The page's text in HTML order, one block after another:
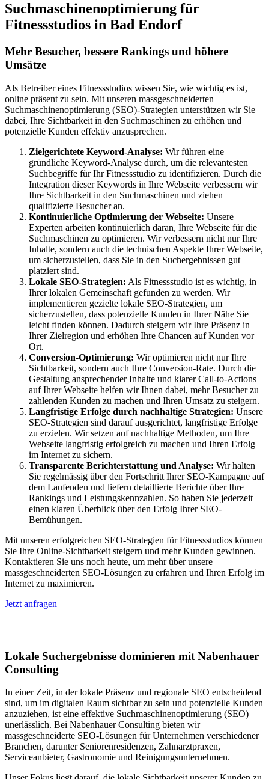
Suchmaschinenoptimierung für
Fitnessstudios in Bad Endorf
Mehr Besucher, bessere Rankings und höhere
Umsätze
Als Betreiber eines Fitnessstudios wissen Sie, wie wichtig es ist,
online präsent zu sein. Mit unseren massgeschneiderten
Suchmaschinenoptimierung (SEO)-Strategien unterstützen wir Sie
dabei, Ihre Sichtbarkeit in den Suchmaschinen zu erhöhen und
potenzielle Kunden effektiv anzusprechen.
Zielgerichtete Keyword-Analyse: Wir führen eine
gründliche Keyword-Analyse durch, um die relevantesten
Suchbegriffe für Ihr Fitnessstudio zu identifizieren. Durch die
Integration dieser Keywords in Ihre Webseite verbessern wir
Ihre Sichtbarkeit in den Suchmaschinen und ziehen
qualifizierte Besucher an.
Kontinuierliche Optimierung der Webseite: Unsere
Experten arbeiten kontinuierlich daran, Ihre Webseite für die
Suchmaschinen zu optimieren. Wir verbessern nicht nur Ihre
Inhalte, sondern auch die technischen Aspekte Ihrer Webseite,
um sicherzustellen, dass Sie in den Suchergebnissen gut
platziert sind.
Lokale SEO-Strategien: Als Fitnessstudio ist es wichtig, in
Ihrer lokalen Gemeinschaft gefunden zu werden. Wir
implementieren gezielte lokale SEO-Strategien, um
sicherzustellen, dass potenzielle Kunden in Ihrer Nähe Sie
leicht finden können. Dadurch steigern wir Ihre Präsenz in
Ihrer Zielregion und erhöhen Ihre Chancen auf Kunden vor
Ort.
Conversion-Optimierung: Wir optimieren nicht nur Ihre
Sichtbarkeit, sondern auch Ihre Conversion-Rate. Durch die
Gestaltung ansprechender Inhalte und klarer Call-to-Actions
auf Ihrer Webseite helfen wir Ihnen dabei, mehr Besucher zu
zahlenden Kunden zu machen und Ihren Umsatz zu steigern.
Langfristige Erfolge durch nachhaltige Strategien: Unsere
SEO-Strategien sind darauf ausgerichtet, langfristige Erfolge
zu erzielen. Wir setzen auf nachhaltige Methoden, um Ihre
Webseite langfristig erfolgreich zu machen und Ihren Erfolg
im Internet zu sichern.
Transparente Berichterstattung und Analyse: Wir halten
Sie regelmässig über den Fortschritt Ihrer SEO-Kampagne auf
dem Laufenden und liefern detaillierte Berichte über Ihre
Rankings und Leistungskennzahlen. So haben Sie jederzeit
einen klaren Überblick über den Erfolg Ihrer SEO-
Bemühungen.
Mit unseren erfolgreichen SEO-Strategien für Fitnessstudios können
Sie Ihre Online-Sichtbarkeit steigern und mehr Kunden gewinnen.
Kontaktieren Sie uns noch heute, um mehr über unsere
massgeschneiderten SEO-Lösungen zu erfahren und Ihren Erfolg im
Internet zu maximieren.
Jetzt anfragen
Lokale Suchergebnisse dominieren mit Nabenhauer
Consulting
In einer Zeit, in der lokale Präsenz und regionale SEO entscheidend
sind, um im digitalen Raum sichtbar zu sein und potenzielle Kunden
anzuziehen, ist eine effektive Suchmaschinenoptimierung (SEO)
unerlässlich. Bei Nabenhauer Consulting bieten wir
massgeschneiderte SEO-Lösungen für Unternehmen verschiedener
Branchen, darunter Seniorenresidenzen, Zahnarztpraxen,
Serviceanbieter, Gastronomie und Reinigungsunternehmen.